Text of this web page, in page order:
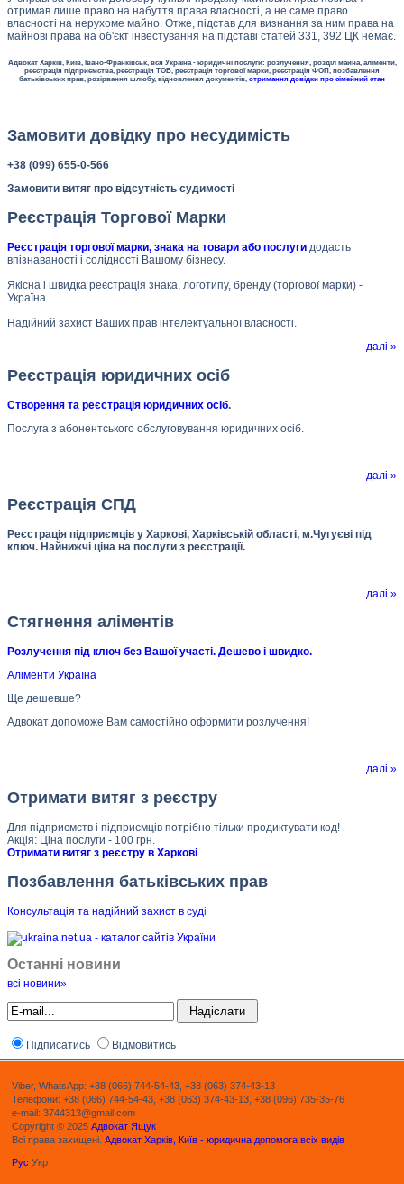
отримав лише право на набуття права власності, а не саме право
власності на нерухоме майно. Отже, підстав для визнання за ним права на
майнові права на об'єкт інвестування на підставі статей 331, 392 ЦК немає.
Адвокат Харків, Київ, Івано-Франківськ, вся Україна - юридичні послуги: розлучення, розділ майна, аліменти,
реєстрація підприємства, реєстрація ТОВ, реєстрація торгової марки, реєстрація ФОП, позбавлення
батьківських прав, розірвання шлюбу, відновлення документів, отримання довідки про сімейний стан
Замовити довідку про несудимість
+38 (099) 655-0-566
Замовити витяг про відсутність судимості
Реєстрація Торгової Марки
Реєстрація торгової марки, знака на товари або послуги додасть
впізнаваності і солідності Вашому бізнесу.
Якісна і швидка реєстрація знака, логотипу, бренду (торгової марки) -
Україна
Надійний захист Ваших прав інтелектуальної власності.
далі »
Реєстрація юридичних осіб
Створення та реєстрація юридичних осіб.
Послуга з абонентського обслуговування юридичних осіб.
далі »
Реєстрація СПД
Реєстрація підприємців у Харкові, Харківській області, м.Чугуєві під
ключ. Найнижчі ціна на послуги з реєстрації.
далі »
Стягнення аліментів
Розлучення під ключ без Вашої участі. Дешево і швидко.
Аліменти Україна
Ще дешевше?
Адвокат допоможе Вам самостійно оформити розлучення!
далі »
Отримати витяг з реєстру
Для підприємств і підприємців потрібно тільки продиктувати код!
Акція: Ціна послуги - 100 грн.
Отримати витяг з реєстру в Харкові
Позбавлення батьківських прав
Консультація та надійний захист в суді
Останні новини
всі новини»
Підписатись Відмовитись
Viber, WhatsApp: +38 (066) 744-54-43, +38 (063) 374-43-13
Телефони: +38 (066) 744-54-43, +38 (063) 374-43-13, +38 (096) 735-35-76
e-mail: 3744313@gmail.com
Copyright © 2025 Адвокат Ящук
Всі права захищені. Адвокат Харків, Київ - юридична допомога всіх видів
Рус Укр